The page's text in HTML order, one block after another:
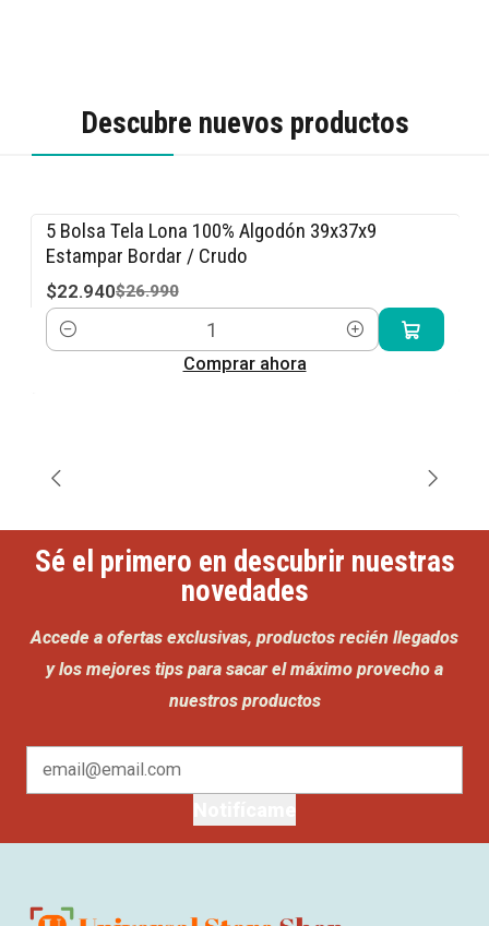
Descubre nuevos productos
-15% OFF
5 Bolsa Tela Lona 100% Algodón 39x37x9
Estampar Bordar / Crudo
$22.940$26.990
Cantidad
Comprar ahora
Sé el primero en descubrir nuestras
novedades
Accede a ofertas exclusivas, productos recién llegados
y los mejores tips para sacar el máximo provecho a
nuestros productos